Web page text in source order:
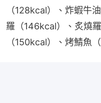
（128kcal）、炸蝦牛
羅（146kcal）、炙燒
（150kcal）、烤鯖魚